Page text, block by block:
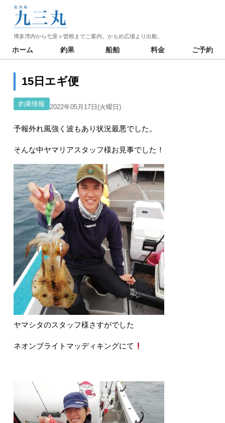
博多湾内から七里ヶ曽根までご案内。かもめ広場より出船。
ホーム 釣果 船舶 料金 ご予約
15日エギ便
釣果情報 2022年05月17日(火曜日)
予報外れ風強く波もあり状況最悪でした。
そんな中ヤマリアスタッフ様お見事でした！
ヤマシタのスタッフ様さすがでした
ネオンブライトマッディキングにて